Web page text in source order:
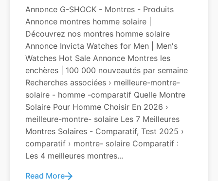
Annonce G-SHOCK - Montres - Produits
Annonce montres homme solaire |
Découvrez nos montres homme solaire
Annonce Invicta Watches for Men | Men's
Watches Hot Sale Annonce Montres les
enchères | 100 000 nouveautés par semaine
Recherches associées › meilleure-montre-
solaire - homme -comparatif Quelle Montre
Solaire Pour Homme Choisir En 2026 ›
meilleure-montre- solaire Les 7 Meilleures
Montres Solaires - Comparatif, Test 2025 ›
comparatif › montre- solaire Comparatif :
Les 4 meilleures montres...
Read More